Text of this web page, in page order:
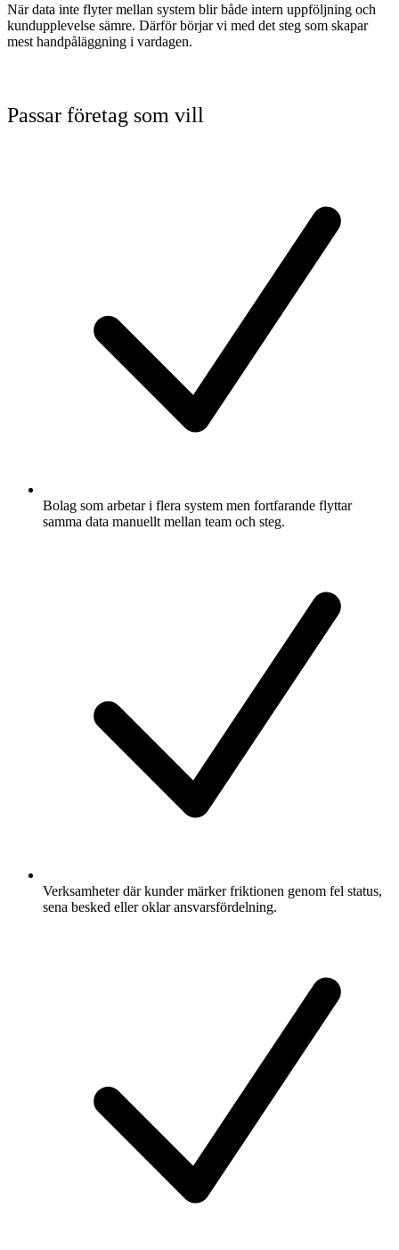
När data inte flyter mellan system blir både intern uppföljning och
kundupplevelse sämre. Därför börjar vi med det steg som skapar
mest handpåläggning i vardagen.
Passar företag som vill
Bolag som arbetar i flera system men fortfarande flyttar
samma data manuellt mellan team och steg.
Verksamheter där kunder märker friktionen genom fel status,
sena besked eller oklar ansvarsfördelning.